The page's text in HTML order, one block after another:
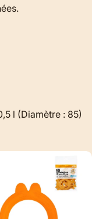
l (Diamètre : 85)